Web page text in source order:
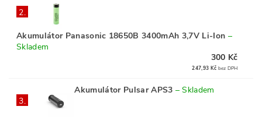
2.
Akumulátor Panasonic 18650B 3400mAh 3,7V Li-Ion –
Skladem
300 Kč
247,93 Kč bez DPH
3.
Akumulátor Pulsar APS3 –Skladem